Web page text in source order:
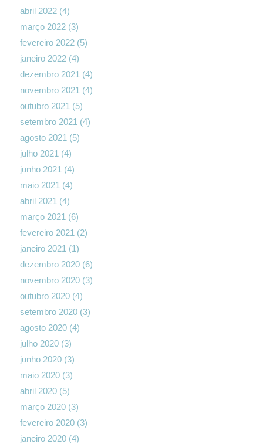
abril 2022(4)
março 2022(3)
fevereiro 2022(5)
janeiro 2022(4)
dezembro 2021 (4)
novembro 2021 (4)
outubro 2021 (5)
setembro 2021 (4)
agosto 2021 (5)
julho 2021 (4)
junho 2021 (4)
maio 2021 (4)
abril 2021 (4)
março 2021 (6)
fevereiro 2021 (2)
janeiro 2021 (1)
dezembro 2020(6)
novembro 2020(3)
outubro 2020(4)
setembro 2020(3)
agosto 2020(4)
julho 2020(3)
junho 2020(3)
maio 2020(3)
abril 2020(5)
março 2020(3)
fevereiro 2020(3)
janeiro 2020(4)